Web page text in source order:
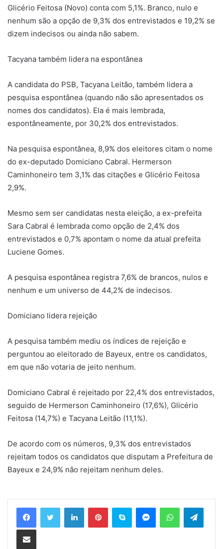
Glicério Feitosa (Novo) conta com 5,1%. Branco, nulo e
nenhum são a opção de 9,3% dos entrevistados e 19,2% se
dizem indecisos ou ainda não sabem.
Tacyana também lidera na espontânea
A candidata do PSB, Tacyana Leitão, também lidera a
pesquisa espontânea (quando não são apresentados os
nomes dos candidatos). Ela é mais lembrada,
espontâneamente, por 30,2% dos entrevistados.
Na pesquisa espontânea, 8,9% dos eleitores citam o nome
do ex-deputado Domiciano Cabral. Hermerson
Caminhoneiro tem 3,1% das citações e Glicério Feitosa
2,9%.
Mesmo sem ser candidatas nesta eleição, a ex-prefeita
Sara Cabral é lembrada como opção de 2,4% dos
entrevistados e 0,7% apontam o nome da atual prefeita
Luciene Gomes.
A pesquisa espontânea registra 7,6% de brancos, nulos e
nenhum e um universo de 44,2% de indecisos.
Domiciano lidera rejeição
A pesquisa também mediu os índices de rejeição e
perguntou ao eleitorado de Bayeux, entre os candidatos,
em que não votaria de jeito nenhum.
Domiciano Cabral é rejeitado por 22,4% dos entrevistados,
seguido de Hermerson Caminhoneiro (17,6%), Glicério
Feitosa (14,7%) e Tacyana Leitão (11,1%).
De acordo com os números, 9,3% dos entrevistados
rejeitam todos os candidatos que disputam a Prefeitura de
Bayeux e 24,9% não rejeitam nenhum deles.